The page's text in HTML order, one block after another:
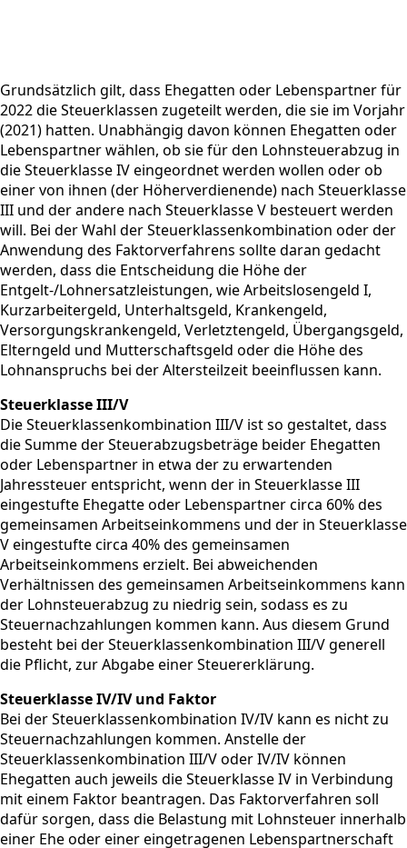
Grundsätzlich gilt, dass Ehegatten oder Lebenspartner für
2022 die Steuerklassen zugeteilt werden, die sie im Vorjahr
(2021) hatten. Unabhängig davon können Ehegatten oder
Lebenspartner wählen, ob sie für den Lohnsteuerabzug in
die Steuerklasse IV eingeordnet werden wollen oder ob
einer von ihnen (der Höherverdienende) nach Steuerklasse
III und der andere nach Steuerklasse V besteuert werden
will. Bei der Wahl der Steuerklassenkombination oder der
Anwendung des Faktorverfahrens sollte daran gedacht
werden, dass die Entscheidung die Höhe der
Entgelt-/Lohnersatzleistungen, wie Arbeitslosengeld I,
Kurzarbeitergeld, Unterhaltsgeld, Krankengeld,
Versorgungskrankengeld, Verletztengeld, Übergangsgeld,
Elterngeld und Mutterschaftsgeld oder die Höhe des
Lohnanspruchs bei der Altersteilzeit beeinflussen kann.
Steuerklasse III/V
Die Steuerklassenkombination III/V ist so gestaltet, dass
die Summe der Steuerabzugsbeträge beider Ehegatten
oder Lebenspartner in etwa der zu erwartenden
Jahressteuer entspricht, wenn der in Steuerklasse III
eingestufte Ehegatte oder Lebenspartner circa 60% des
gemeinsamen Arbeitseinkommens und der in Steuerklasse
V eingestufte circa 40% des gemeinsamen
Arbeitseinkommens erzielt. Bei abweichenden
Verhältnissen des gemeinsamen Arbeitseinkommens kann
der Lohnsteuerabzug zu niedrig sein, sodass es zu
Steuernachzahlungen kommen kann. Aus diesem Grund
besteht bei der Steuerklassenkombination III/V generell
die Pflicht, zur Abgabe einer Steuererklärung.
Steuerklasse IV/IV und Faktor
Bei der Steuerklassenkombination IV/IV kann es nicht zu
Steuernachzahlungen kommen. Anstelle der
Steuerklassenkombination III/V oder IV/IV können
Ehegatten auch jeweils die Steuerklasse IV in Verbindung
mit einem Faktor beantragen. Das Faktorverfahren soll
dafür sorgen, dass die Belastung mit Lohnsteuer innerhalb
einer Ehe oder einer eingetragenen Lebenspartnerschaft